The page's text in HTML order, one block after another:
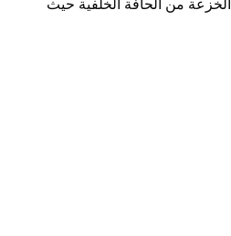
من الحافة الخلفية حيث